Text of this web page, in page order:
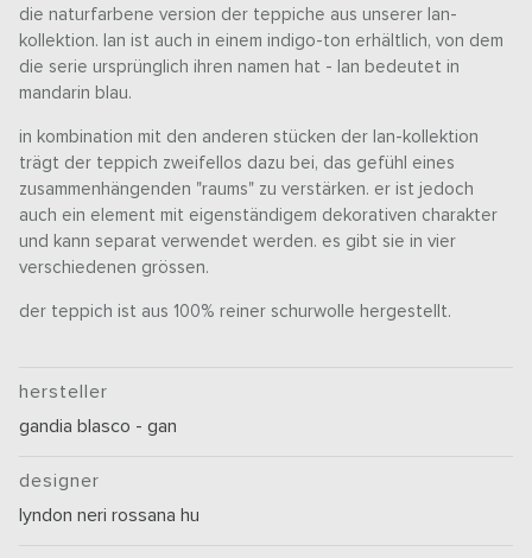
die naturfarbene version der teppiche aus unserer lan-
kollektion. lan ist auch in einem indigo-ton erhältlich, von dem
die serie ursprünglich ihren namen hat - lan bedeutet in
mandarin blau.
in kombination mit den anderen stücken der lan-kollektion
trägt der teppich zweifellos dazu bei, das gefühl eines
zusammenhängenden "raums" zu verstärken. er ist jedoch
auch ein element mit eigenständigem dekorativen charakter
und kann separat verwendet werden. es gibt sie in vier
verschiedenen grössen.
der teppich ist aus 100% reiner schurwolle hergestellt.
hersteller
gandia blasco - gan
designer
lyndon neri rossana hu